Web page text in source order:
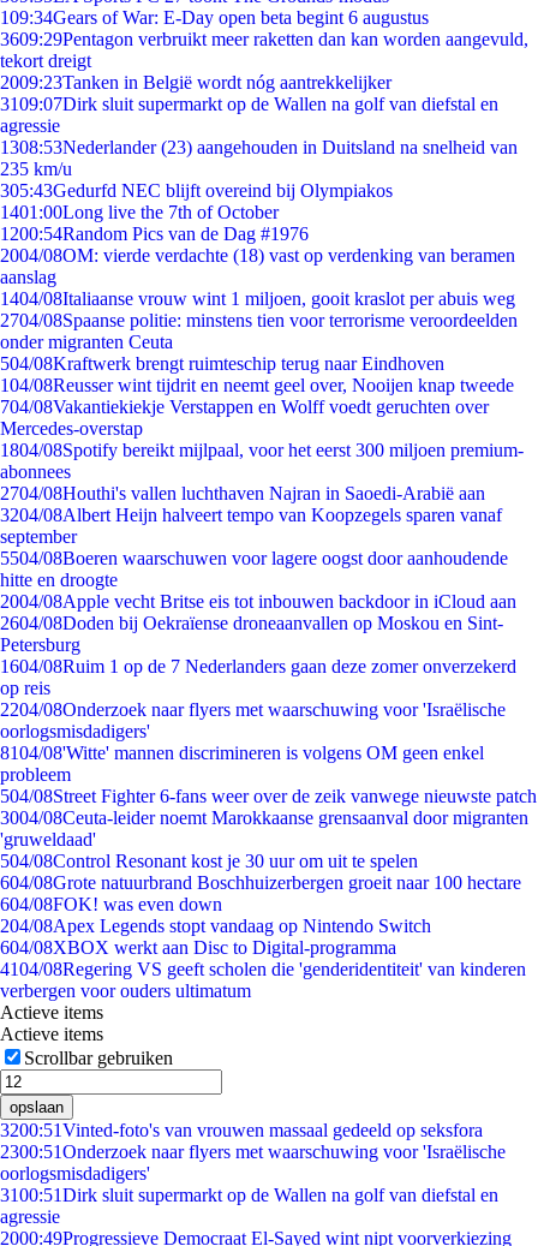
109:34Gears of War: E-Day open beta begint 6 augustus
3609:29Pentagon verbruikt meer raketten dan kan worden aangevuld,
tekort dreigt
2009:23Tanken in België wordt nóg aantrekkelijker
3109:07Dirk sluit supermarkt op de Wallen na golf van diefstal en
agressie
1308:53Nederlander (23) aangehouden in Duitsland na snelheid van
235 km/u
305:43Gedurfd NEC blijft overeind bij Olympiakos
1401:00Long live the 7th of October
1200:54Random Pics van de Dag #1976
2004/08OM: vierde verdachte (18) vast op verdenking van beramen
aanslag
1404/08Italiaanse vrouw wint 1 miljoen, gooit kraslot per abuis weg
2704/08Spaanse politie: minstens tien voor terrorisme veroordeelden
onder migranten Ceuta
504/08Kraftwerk brengt ruimteschip terug naar Eindhoven
104/08Reusser wint tijdrit en neemt geel over, Nooijen knap tweede
704/08Vakantiekiekje Verstappen en Wolff voedt geruchten over
Mercedes-overstap
1804/08Spotify bereikt mijlpaal, voor het eerst 300 miljoen premium-
abonnees
2704/08Houthi's vallen luchthaven Najran in Saoedi-Arabië aan
3204/08Albert Heijn halveert tempo van Koopzegels sparen vanaf
september
5504/08Boeren waarschuwen voor lagere oogst door aanhoudende
hitte en droogte
2004/08Apple vecht Britse eis tot inbouwen backdoor in iCloud aan
2604/08Doden bij Oekraïense droneaanvallen op Moskou en Sint-
Petersburg
1604/08Ruim 1 op de 7 Nederlanders gaan deze zomer onverzekerd
op reis
2204/08Onderzoek naar flyers met waarschuwing voor 'Israëlische
oorlogsmisdadigers'
8104/08'Witte' mannen discrimineren is volgens OM geen enkel
probleem
504/08Street Fighter 6-fans weer over de zeik vanwege nieuwste patch
3004/08Ceuta-leider noemt Marokkaanse grensaanval door migranten
'gruweldaad'
504/08Control Resonant kost je 30 uur om uit te spelen
604/08Grote natuurbrand Boschhuizerbergen groeit naar 100 hectare
604/08FOK! was even down
204/08Apex Legends stopt vandaag op Nintendo Switch
604/08XBOX werkt aan Disc to Digital-programma
4104/08Regering VS geeft scholen die 'genderidentiteit' van kinderen
verbergen voor ouders ultimatum
Actieve items
Actieve items
Scrollbar gebruiken
opslaan
3200:51Vinted-foto's van vrouwen massaal gedeeld op seksfora
2300:51Onderzoek naar flyers met waarschuwing voor 'Israëlische
oorlogsmisdadigers'
3100:51Dirk sluit supermarkt op de Wallen na golf van diefstal en
agressie
2000:49Progressieve Democraat El-Sayed wint nipt voorverkiezing